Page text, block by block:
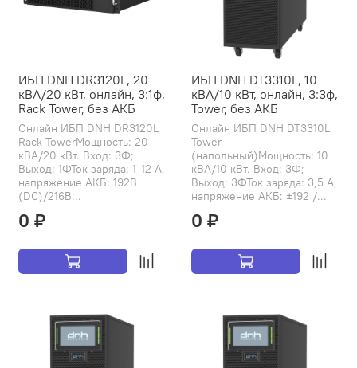
ИБП DNH DR3120L, 20
кВА/20 кВт, онлайн, 3:1ф,
Rack Tower, без АКБ
Онлайн ИБП DNH DR3120L
Rack TowerМощность: 20
кВА/20 кВт. Вход: 3Ф;
Выход: 1ФТок заряда: 1-12 А,
напряжение АКБ: 192В
(DC)/216В...
0 ₽
ИБП DNH DT3310L, 10
кВА/10 кВт, онлайн, 3:3ф,
Tower, без АКБ
Онлайн ИБП DNH DT3310L
Tower
(напольный)Мощность: 10
кВА/10 кВт. Вход: 3Ф;
Выход: 3ФТок заряда: 3,5 А,
напряжение АКБ: ±192 /...
0 ₽